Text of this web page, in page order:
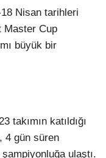
Nisan tarihleri
Master Cup
büyük bir
takımın katıldığı
4 gün süren
ulaştı.